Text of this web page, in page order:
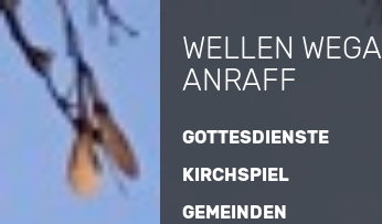
WELLEN WEGA
ANRAFF
GOTTESDIENSTE
KIRCHSPIEL
GEMEINDEN